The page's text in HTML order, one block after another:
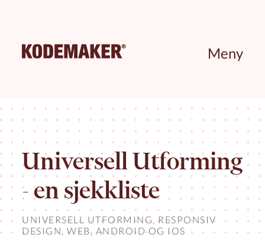
Meny
Universell Utforming
- en sjekkliste
UNIVERSELL UTFORMING,RESPONSIV
DESIGN,WEB, ANDROIDOG IOS